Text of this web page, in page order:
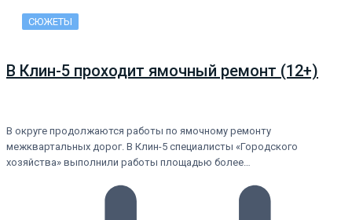
СЮЖЕТЫ
В Клин-5 проходит ямочный ремонт (12+)
В округе продолжаются работы по ямочному ремонту
межквартальных дорог. В Клин-5 специалисты «Городского
хозяйства» выполнили работы площадью более…